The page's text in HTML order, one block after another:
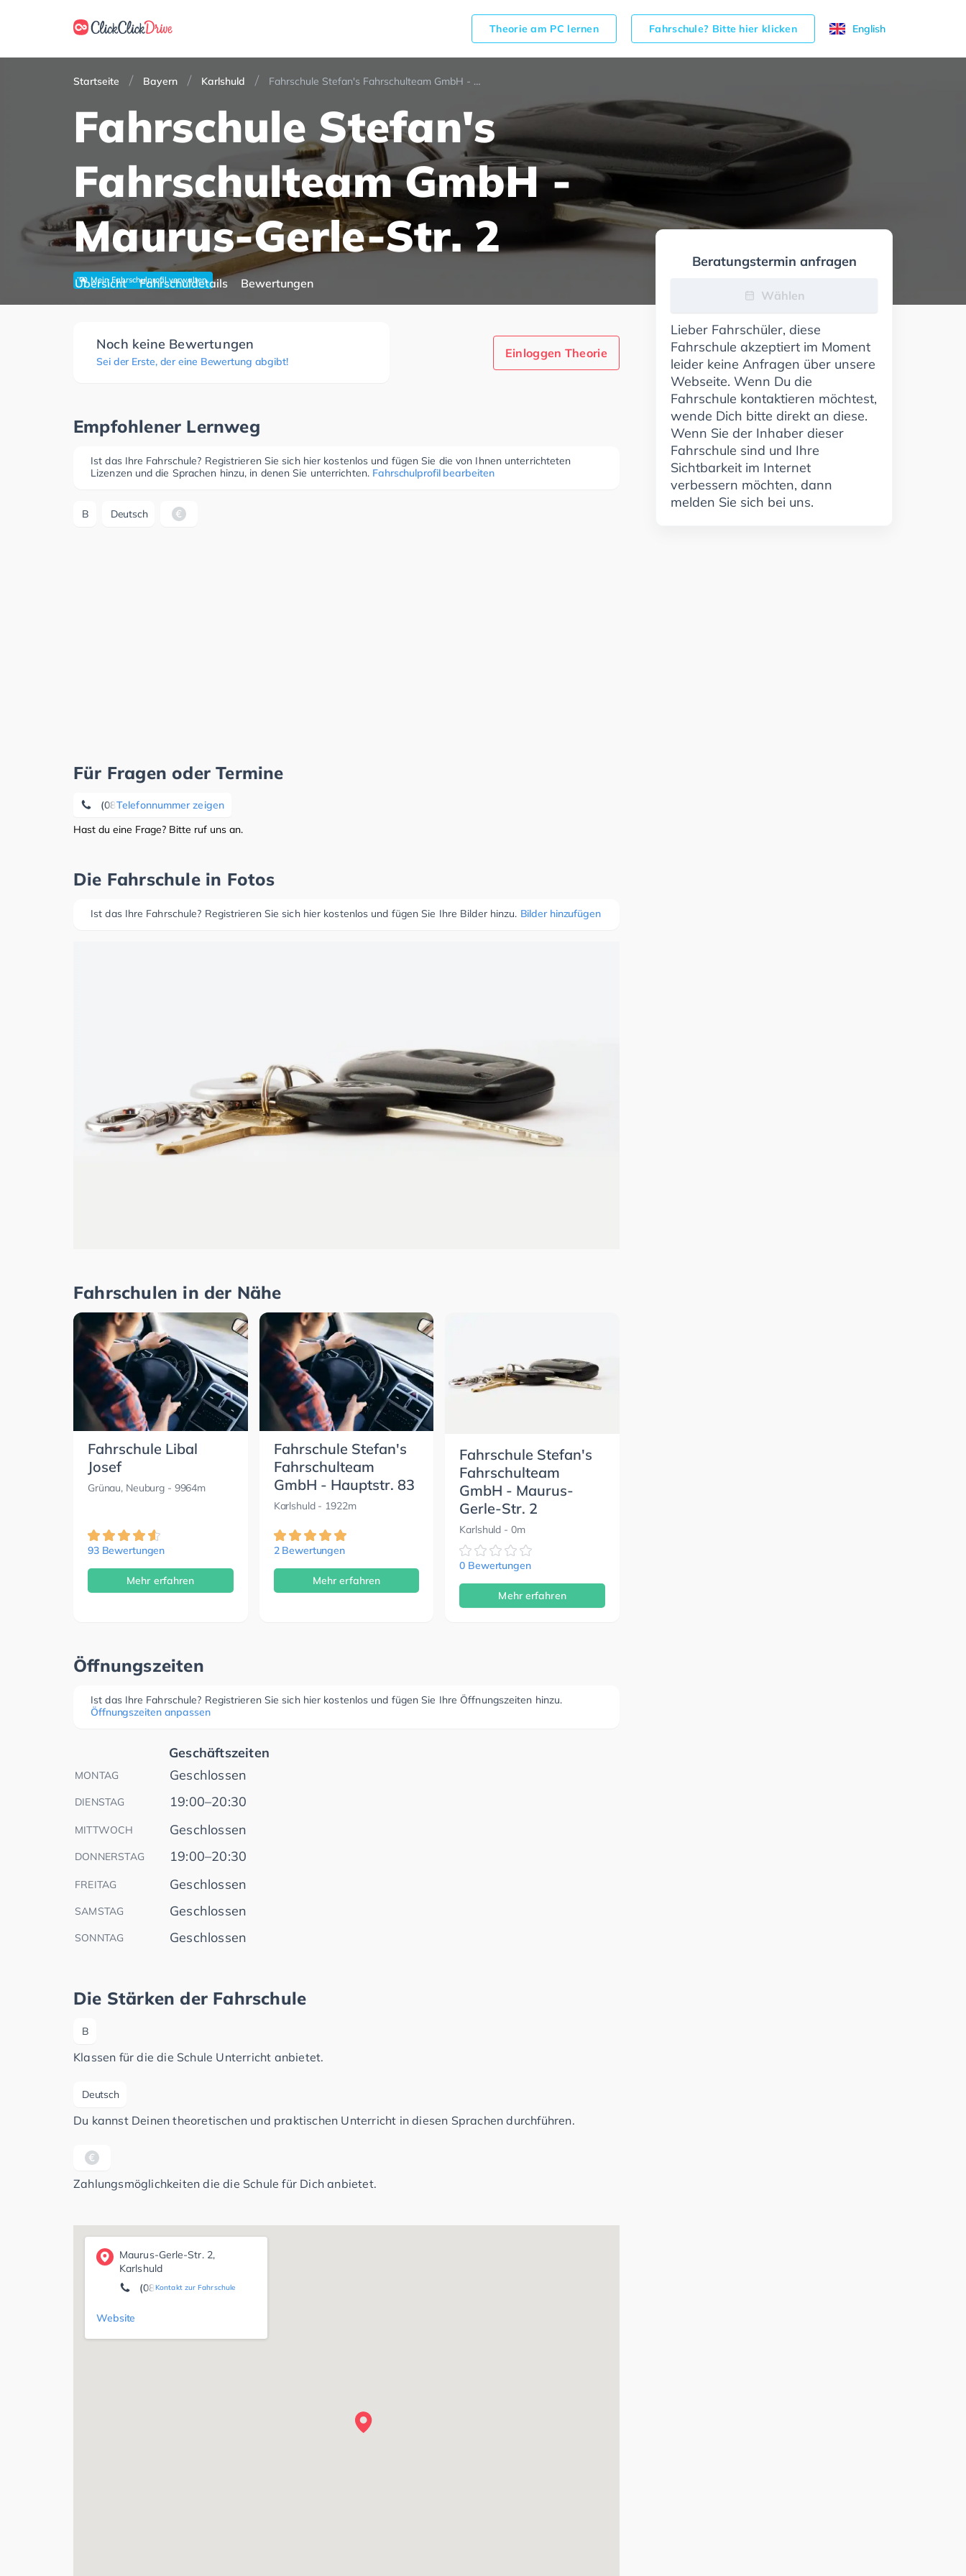
Theorie am PC lernen Fahrschule? Bitte hier klicken English
Startseite Bayern Karlshuld Fahrschule Stefan's Fahrschulteam GmbH - Maurus-Gerle-Str. 2
Fahrschule Stefan's
Fahrschulteam GmbH -
Maurus-Gerle-Str. 2
Mein Fahrschulprofil verwalten
Übersicht Fahrschuldetails Bewertungen
Noch keine Bewertungen
Sei der Erste, der eine Bewertung abgibt!
Einloggen Theorie
Empfohlener Lernweg
Ist das Ihre Fahrschule? Registrieren Sie sich hier kostenlos und fügen Sie die von Ihnen unterrichteten
Lizenzen und die Sprachen hinzu, in denen Sie unterrichten. Fahrschulprofil bearbeiten
B Deutsch
Für Fragen oder Termine
Telefonnummer zeigen
(08454) 91 17 21
Hast du eine Frage? Bitte ruf uns an.
Die Fahrschule in Fotos
Ist das Ihre Fahrschule? Registrieren Sie sich hier kostenlos und fügen Sie Ihre Bilder hinzu. Bilder hinzufügen
Fahrschulen in der Nähe
Fahrschule Libal
Josef
Grünau, Neuburg - 9964m
93 Bewertungen
Mehr erfahren
Fahrschule Stefan's
Fahrschulteam
GmbH - Hauptstr. 83
Karlshuld- 1922m
2 Bewertungen
Mehr erfahren
Fahrschule Stefan's
Fahrschulteam
GmbH - Maurus-
Gerle-Str. 2
Karlshuld - 0m
0 Bewertungen
Mehr erfahren
Öffnungszeiten
Ist das Ihre Fahrschule? Registrieren Sie sich hier kostenlos und fügen Sie Ihre Öffnungszeiten hinzu.
Öffnungszeiten anpassen
Geschäftszeiten
MONTAG Geschlossen
DIENSTAG 19:00–20:30
MITTWOCH Geschlossen
DONNERSTAG 19:00–20:30
FREITAG Geschlossen
SAMSTAG Geschlossen
SONNTAG Geschlossen
Die Stärken der Fahrschule
B
Klassen für die die Schule Unterricht anbietet.
Deutsch
Du kannst Deinen theoretischen und praktischen Unterricht in diesen Sprachen durchführen.
Zahlungsmöglichkeiten die die Schule für Dich anbietet.
Maurus-Gerle-Str. 2,
Karlshuld
Kontakt zur Fahrschule
(08454) 91 17 21
Website
Beratungstermin anfragen
Wählen
Lieber Fahrschüler, diese
Fahrschule akzeptiert im Moment
leider keine Anfragen über unsere
Webseite. Wenn Du die
Fahrschule kontaktieren möchtest,
wende Dich bitte direkt an diese.
Wenn Sie der Inhaber dieser
Fahrschule sind und Ihre
Sichtbarkeit im Internet
verbessern möchten, dann
melden Sie sich bei uns.